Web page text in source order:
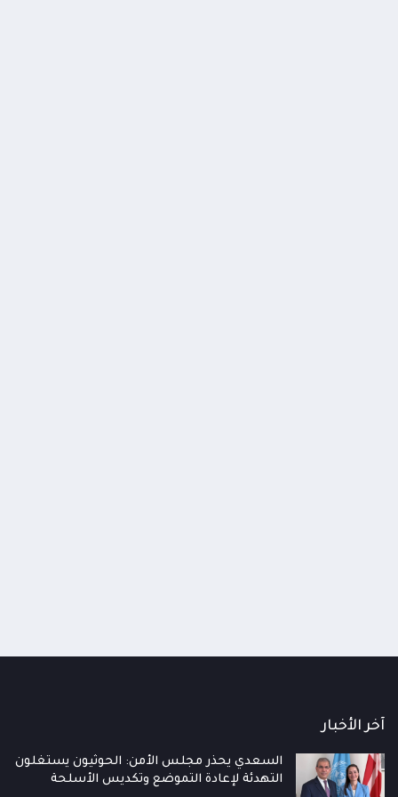
آخر الأخبار
السعدي يحذر مجلس الأمن: الحوثيون يستغلون
التهدئة لإعادة التموضع وتكديس الأسلحة